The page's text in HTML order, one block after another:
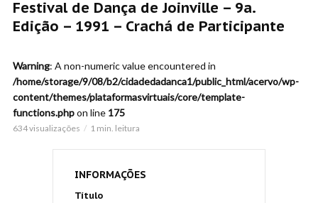
Festival de Dança de Joinville – 9a.
Edição – 1991 – Crachá de Participante
Warning: A non-numeric value encountered in
/home/storage/9/08/b2/cidadedadanca1/public_html/acervo/wp-
content/themes/plataformasvirtuais/core/template-
functions.phpon line 175
634 visualizações 1 min. leitura
INFORMAÇÕES
Título